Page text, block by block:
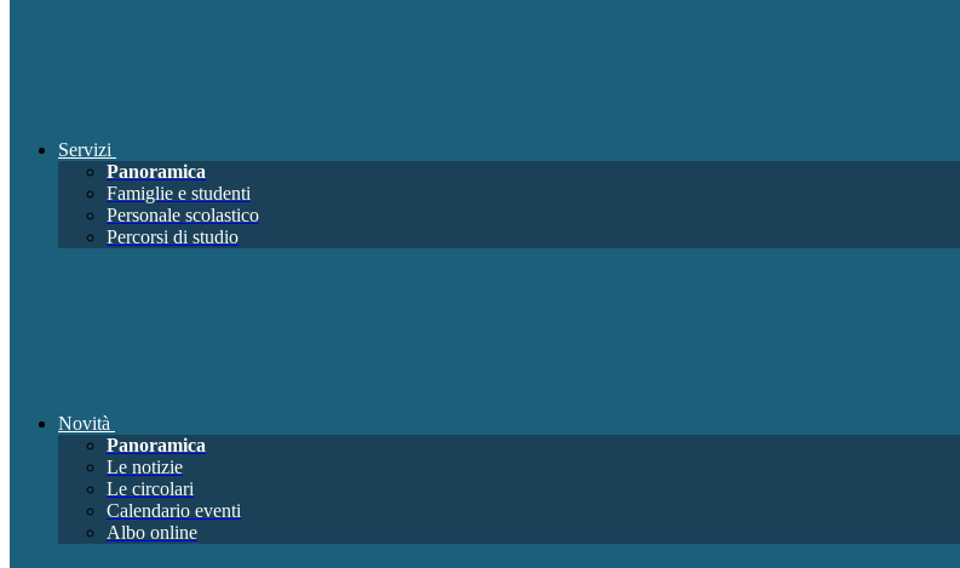
Servizi
Panoramica
Famiglie e studenti
Personale scolastico
Percorsi di studio
Novità
Panoramica
Le notizie
Le circolari
Calendario eventi
Albo online